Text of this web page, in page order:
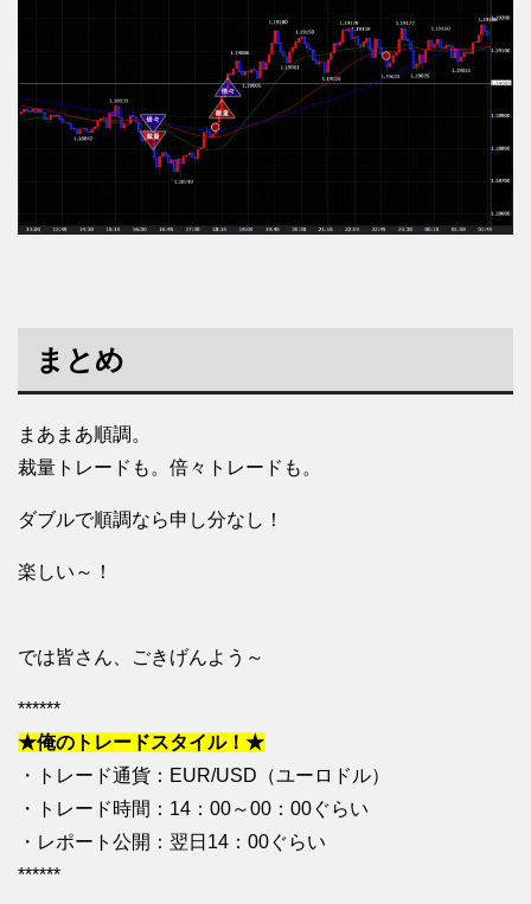
まとめ
まあまあ順調。
裁量トレードも。倍々トレードも。
ダブルで順調なら申し分なし！
楽しい～！
では皆さん、ごきげんよう～
******
★俺のトレードスタイル！★
・トレード通貨：EUR/USD（ユーロドル）
・トレード時間：14：00～00：00ぐらい
・レポート公開：翌日14：00ぐらい
******